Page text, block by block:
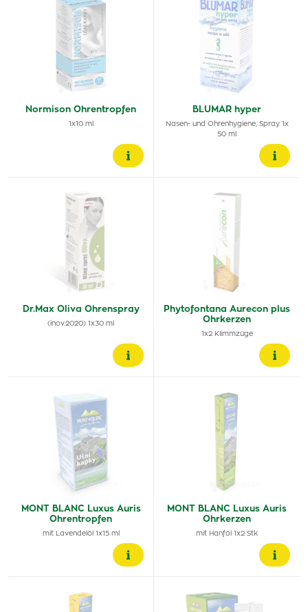
Normison Ohrentropfen
1x10 ml
BLUMAR hyper
Nasen- und Ohrenhygiene, Spray 1x
50 ml
Dr.Max Oliva Ohrenspray
(inov.2020) 1x30 ml
Phytofontana Aurecon plus
Ohrkerzen
1x2 Klimmzüge
MONT BLANC Luxus Auris
Ohrentropfen
mit Lavendelöl 1x15 ml
MONT BLANC Luxus Auris
Ohrkerzen
mit Hanföl 1x2 Stk